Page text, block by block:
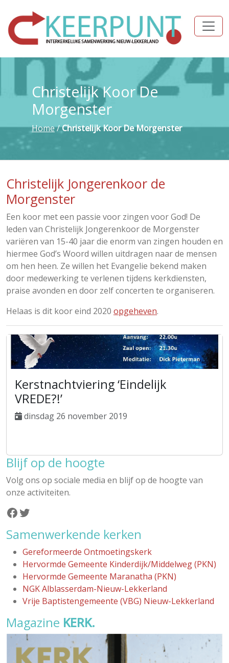
Christelijk Koor De
Morgenster
Home/Christelijk Koor De Morgenster
Christelijk Jongerenkoor de
Morgenster
Een koor met een passie voor zingen voor God! De
leden van Christelijk Jongerenkoor de Morgenster
variëren van 15-40 jaar die enorm van zingen houden en
hiermee God’s Woord willen uitdragen naar de mensen
om hen heen. Ze willen het Evangelie bekend maken
door medewerking te verlenen tijdens kerkdiensten,
praise avonden en door zelf concerten te organiseren.
Helaas is dit koor eind 2020 opgeheven.
Kerstnachtviering ‘Eindelijk
VREDE?!’
dinsdag 26 november 2019
Blijf op de hoogte
Volg ons op sociale media en blijf op de hoogte van
onze activiteiten.
Facebook
Twitter
Samenwerkende kerken
Gereformeerde Ontmoetingskerk
Hervormde Gemeente Kinderdijk/Middelweg (PKN)
Hervormde Gemeente Maranatha (PKN)
NGK Alblasserdam-Nieuw-Lekkerland
Vrije Baptistengemeente (VBG) Nieuw-Lekkerland
Magazine KERK.